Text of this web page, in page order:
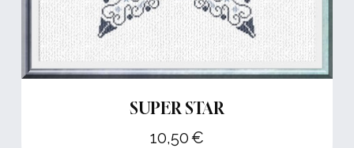
SUPER STAR
10,50€